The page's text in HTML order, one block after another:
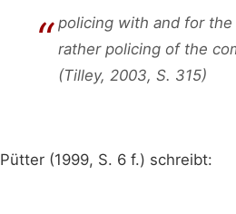
policing with and for
rather policing of the
(Tilley, 2003, S. 315)
Pütter (1999, S. 6 f.) schreibt: